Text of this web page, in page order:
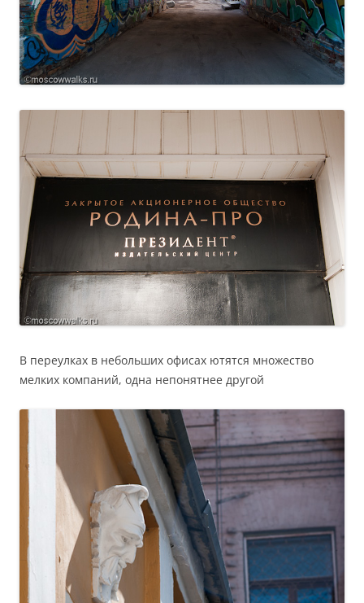
В переулках в небольших офисах ютятся множество
мелких компаний, одна непонятнее другой